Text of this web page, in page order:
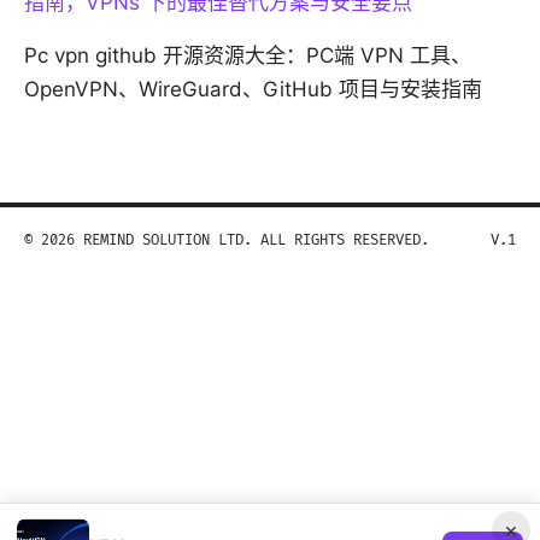
Pc vpn github 开源资源大全：PC端 VPN 工具、
OpenVPN、WireGuard、GitHub 项目与安装指南
×
© 2026 REMIND SOLUTION LTD. ALL RIGHTS RESERVED. V.1